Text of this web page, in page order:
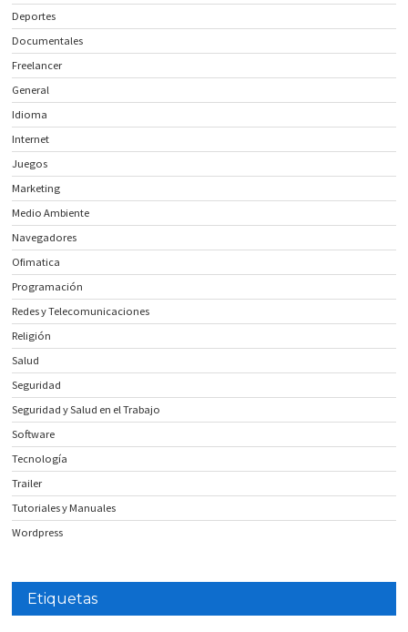
Deportes
Documentales
Freelancer
General
Idioma
Internet
Juegos
Marketing
Medio Ambiente
Navegadores
Ofimatica
Programación
Redes y Telecomunicaciones
Religión
Salud
Seguridad
Seguridad y Salud en el Trabajo
Software
Tecnología
Trailer
Tutoriales y Manuales
Wordpress
Etiquetas